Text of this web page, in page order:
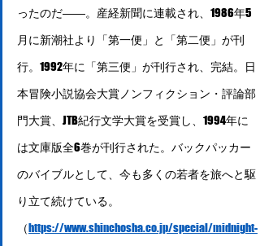
ったのだ――。産経新聞に連載され、1986年5
月に新潮社より「第一便」と「第二便」が刊
行。1992年に「第三便」が刊行され、完結。日
本冒険小説協会大賞ノンフィクション・評論部
門大賞、JTB紀行文学大賞を受賞し、1994年に
は文庫版全6巻が刊行された。バックパッカー
のバイブルとして、今も多くの若者を旅へと駆
り立て続けている。
（https://www.shinchosha.co.jp/special/midnight-